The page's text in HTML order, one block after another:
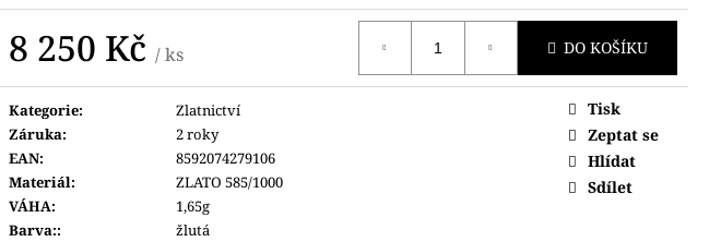
8 250 Kč / ks DO KOŠÍKU
Kategorie:
Zlatnictví
Záruka:
2 roky
EAN:
8592074279106
Materiál:
ZLATO 585/1000
VÁHA:
1,65g
Barva::
žlutá
Tisk
Zeptat se
Hlídat
Sdílet
4 800 Kč